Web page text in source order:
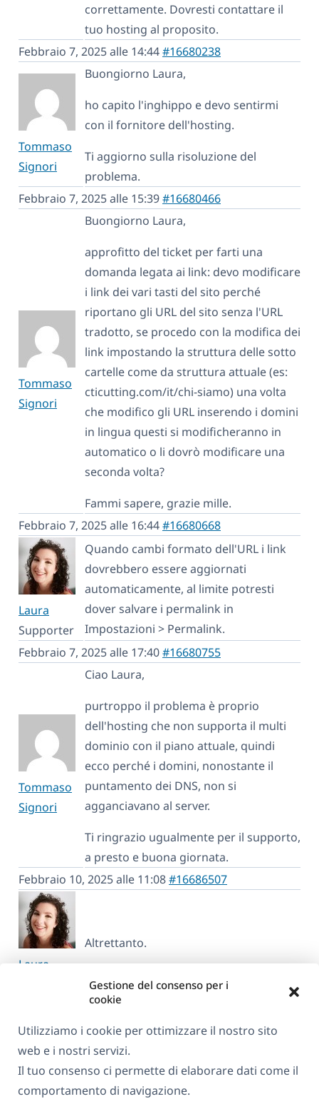
Gestione del consenso per i
cookie
Utilizziamo i cookie per ottimizzare il nostro sito
web e i nostri servizi.
Il tuo consenso ci permette di elaborare dati come il
comportamento di navigazione.
correttamente. Dovresti contattare il
tuo hosting al proposito.
Febbraio 7, 2025 alle 14:44#16680238
Tommaso
Signori
Buongiorno Laura,
ho capito l'inghippo e devo sentirmi
con il fornitore dell'hosting.
Ti aggiorno sulla risoluzione del
problema.
Febbraio 7, 2025 alle 15:39#16680466
Tommaso
Signori
Buongiorno Laura,
approfitto del ticket per farti una
domanda legata ai link: devo modificare
i link dei vari tasti del sito perché
riportano gli URL del sito senza l'URL
tradotto, se procedo con la modifica dei
link impostando la struttura delle sotto
cartelle come da struttura attuale (es:
cticutting.com/it/chi-siamo) una volta
che modifico gli URL inserendo i domini
in lingua questi si modificheranno in
automatico o li dovrò modificare una
seconda volta?
Fammi sapere, grazie mille.
Febbraio 7, 2025 alle 16:44#16680668
Laura
Supporter
Quando cambi formato dell'URL i link
dovrebbero essere aggiornati
automaticamente, al limite potresti
dover salvare i permalink in
Impostazioni > Permalink.
Febbraio 7, 2025 alle 17:40#16680755
Tommaso
Signori
Ciao Laura,
purtroppo il problema è proprio
dell'hosting che non supporta il multi
dominio con il piano attuale, quindi
ecco perché i domini, nonostante il
puntamento dei DNS, non si
agganciavano al server.
Ti ringrazio ugualmente per il supporto,
a presto e buona giornata.
Febbraio 10, 2025 alle 11:08#16686507
Laura
Altrettanto.
Visualizzazione di 9 post - 1 a 9 (di 9 totali)